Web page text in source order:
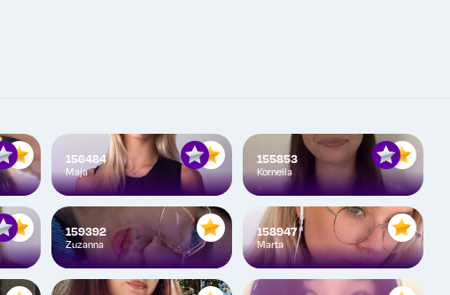
156484
Maja
155853
Kornelia
159392
Zuzanna
158947
Marta